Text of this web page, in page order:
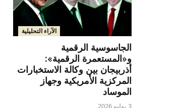
الآراء التحليلية
الجاسوسية الرقمية
و«المستعمرة الرقمية»:
أذربيجان بين وكالة الاستخبارات
المركزية الأمريكية وجهاز
الموساد
3 يوليو 2026